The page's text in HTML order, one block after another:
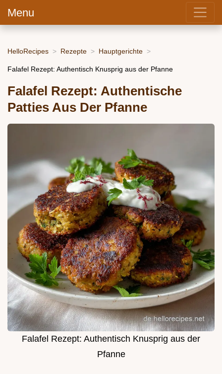
Menu
HelloRecipes Rezepte Hauptgerichte
Falafel Rezept: Authentisch Knusprig aus der Pfanne
Falafel Rezept: Authentische
Patties Aus Der Pfanne
Falafel Rezept: Authentisch Knusprig aus der
Pfanne